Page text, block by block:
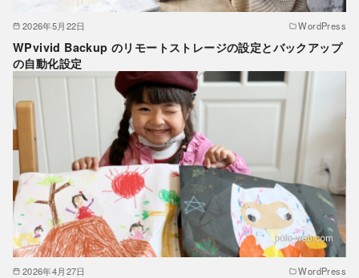
2026年5月22日 WordPress
WPvivid Backup のリモートストレージの設定とバックアップ
の自動化設定
2026年4月27日 WordPress